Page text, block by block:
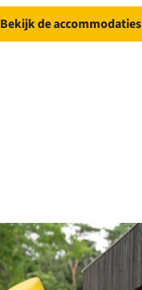
Bekijk de accommodaties